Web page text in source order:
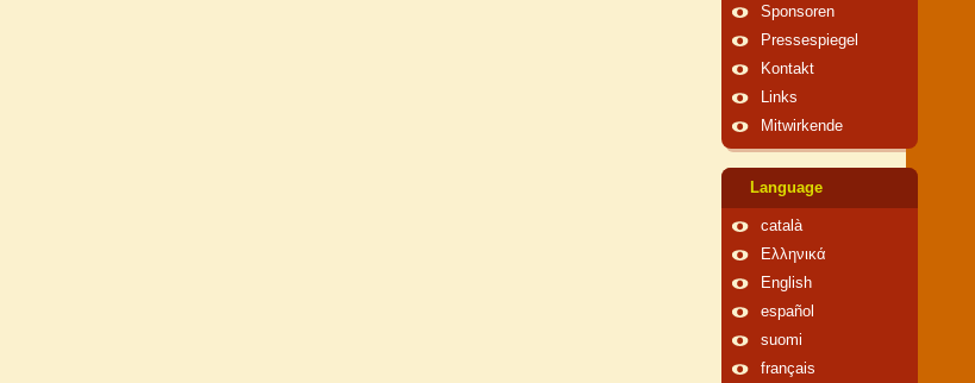
Sponsoren
Pressespiegel
Kontakt
Links
Mitwirkende
Language
català
Ελληνικά
English
español
suomi
français